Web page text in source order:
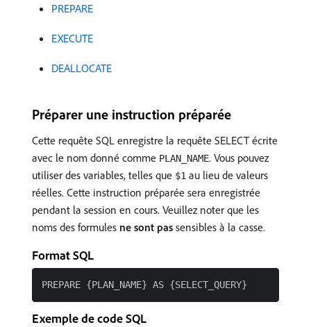
PREPARE
EXECUTE
DEALLOCATE
Préparer une instruction préparée
Cette requête SQL enregistre la requête SELECT écrite
avec le nom donné comme PLAN_NAME. Vous pouvez
utiliser des variables, telles que $1 au lieu de valeurs
réelles. Cette instruction préparée sera enregistrée
pendant la session en cours. Veuillez noter que les
noms des formules ne sont pas sensibles à la casse.
Format SQL
Exemple de code SQL